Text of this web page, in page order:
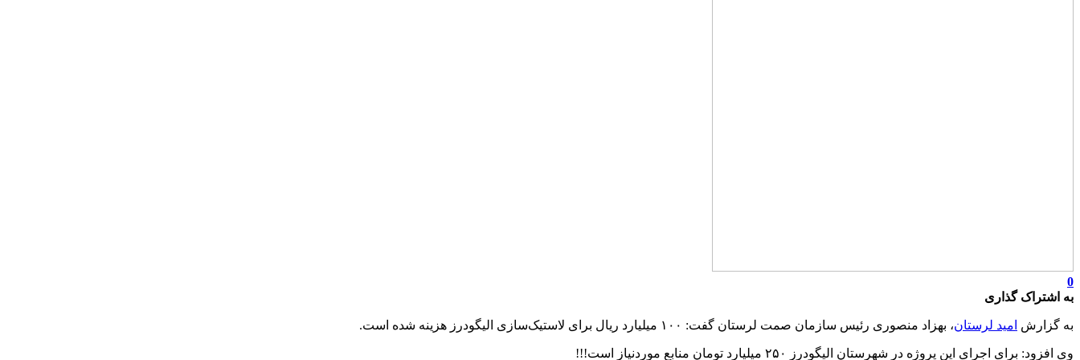
0
به اشتراک گذاری
به گزارش امید لرستان، بهزاد منصوری رئیس سازمان صمت لرستان گفت: ۱۰۰ میلیارد ریال برای لاستیک‌سازی الیگودرز هزینه شده است.
وی افزود: برای اجرای این پروژه در شهرستان الیگودرز ۲۵۰ میلیارد تومان منابع موردنیاز است!!!